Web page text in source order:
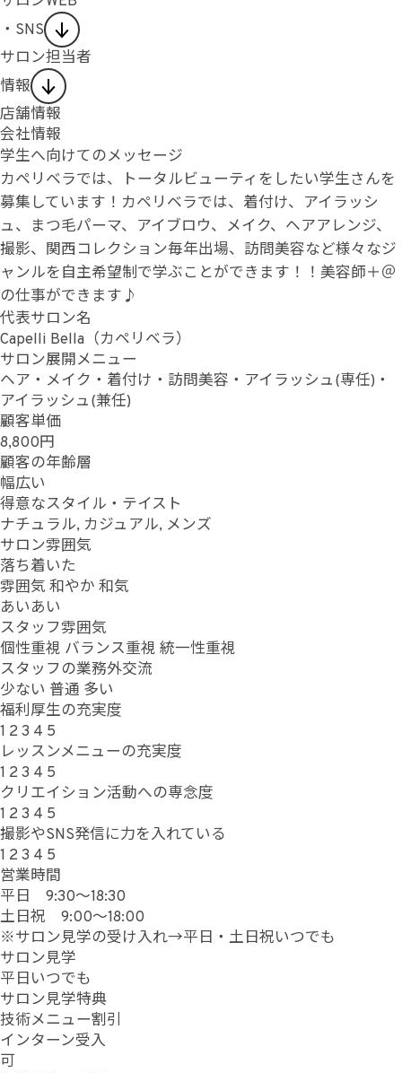
・SNS
サロン担当者
情報
店舗情報
会社情報
学生へ向けてのメッセージ
カペリベラでは、トータルビューティをしたい学生さんを
募集しています！カペリベラでは、着付け、アイラッシ
ュ、まつ毛パーマ、アイブロウ、メイク、ヘアアレンジ、
撮影、関西コレクション毎年出場、訪問美容など様々なジ
ャンルを自主希望制で学ぶことができます！！美容師＋＠
の仕事ができます♪
代表サロン名
Capelli Bella（カペリベラ）
サロン展開メニュー
ヘア・メイク・着付け・訪問美容・アイラッシュ(専任)・
アイラッシュ(兼任)
顧客単価
8,800円
顧客の年齢層
幅広い
得意なスタイル・テイスト
ナチュラル, カジュアル, メンズ
サロン雰囲気
落ち着いた
雰囲気 和やか 和気
あいあい
スタッフ雰囲気
個性重視 バランス重視 統一性重視
スタッフの業務外交流
少ない 普通 多い
福利厚生の充実度
1 23 4 5
レッスンメニューの充実度
1 23 4 5
クリエイション活動への専念度
1 23 4 5
撮影やSNS発信に力を入れている
1 23 4 5
営業時間
平日 9:30～18:30
土日祝 9:00～18:00
※サロン見学の受け入れ→平日・土日祝いつでも
サロン見学
平日いつでも
サロン見学特典
技術メニュー割引
インターン受入
可